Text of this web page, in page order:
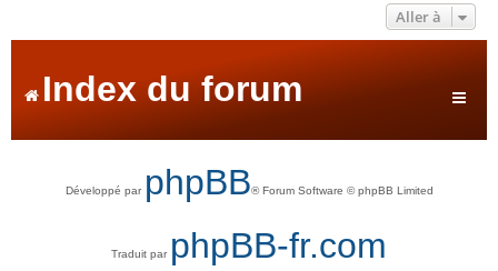
Aller à
Index du forum
Développé par phpBB® Forum Software © phpBB Limited
Traduit par phpBB-fr.com